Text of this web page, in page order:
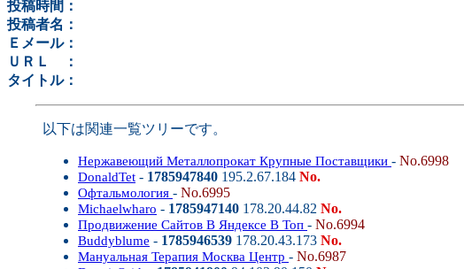
投稿時間：
投稿者名：
Ｅメール：
ＵＲＬ ：
タイトル：
以下は関連一覧ツリーです。
Нержавеющий Металлопрокат Крупные Поставщики - No.6998
DonaldTet - 1785947840 195.2.67.184 No.
Офтальмология - No.6995
Michaelwharo - 1785947140 178.20.44.82 No.
Продвижение Сайтов В Яндексе В Топ - No.6994
Buddyblume - 1785946539 178.20.43.173 No.
Мануальная Терапия Москва Центр - No.6987